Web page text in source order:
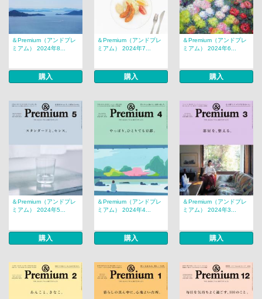
＆Premium（アンドプレ
ミアム） 2024年8...
購入
＆Premium（アンドプレ
ミアム） 2024年7...
購入
＆Premium（アンドプレ
ミアム） 2024年6...
購入
＆Premium（アンドプレ
ミアム） 2024年5...
購入
＆Premium（アンドプレ
ミアム） 2024年4...
購入
＆Premium（アンドプレ
ミアム） 2024年3...
購入